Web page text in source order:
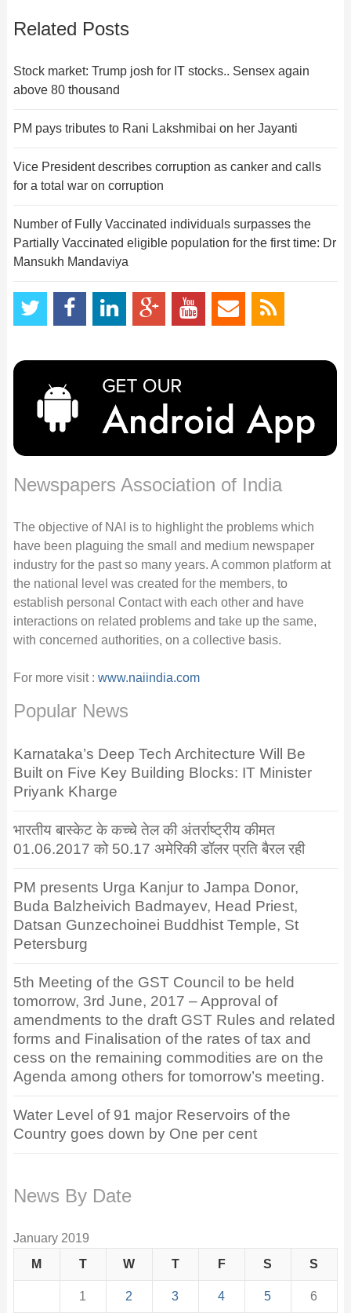
Related Posts
Stock market: Trump josh for IT stocks.. Sensex again
above 80 thousand
PM pays tributes to Rani Lakshmibai on her Jayanti
Vice President describes corruption as canker and calls
for a total war on corruption
Number of Fully Vaccinated individuals surpasses the
Partially Vaccinated eligible population for the first time: Dr
Mansukh Mandaviya
Newspapers Association of India
The objective of NAI is to highlight the problems which
have been plaguing the small and medium newspaper
industry for the past so many years. A common platform at
the national level was created for the members, to
establish personal Contact with each other and have
interactions on related problems and take up the same,
with concerned authorities, on a collective basis.
For more visit : www.naiindia.com
Popular News
Karnataka’s Deep Tech Architecture Will Be
Built on Five Key Building Blocks: IT Minister
Priyank Kharge
भारतीय बास्केट के कच्चे तेल की अंतर्राष्ट्रीय कीमत
01.06.2017 को 50.17 अमेरिकी डॉलर प्रति बैरल रही
PM presents Urga Kanjur to Jampa Donor,
Buda Balzheivich Badmayev, Head Priest,
Datsan Gunzechoinei Buddhist Temple, St
Petersburg
5th Meeting of the GST Council to be held
tomorrow, 3rd June, 2017 – Approval of
amendments to the draft GST Rules and related
forms and Finalisation of the rates of tax and
cess on the remaining commodities are on the
Agenda among others for tomorrow’s meeting.
Water Level of 91 major Reservoirs of the
Country goes down by One per cent
News By Date
January 2019
M
T W T F S S
1 2 3 4 5 6